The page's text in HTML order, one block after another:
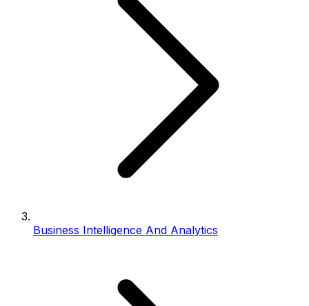
Business Intelligence And Analytics